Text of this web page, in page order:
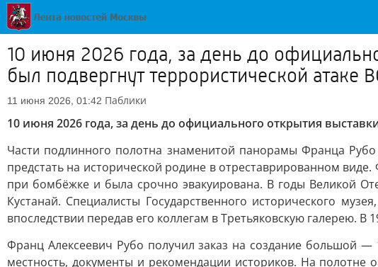
10 июня 2026 года, за день до
был подвергнут террористической атаке
11 июня 2026, 01:42 Паблики
10 июня 2026 года, за день до официального открытия
Части подлинного полотна знаменитой панорамы Франца
предстать на исторической родине в отреставрированном
при бомбёжке и была срочно эвакуирована. В годы Великой
Кустанай. Специалисты Государственного исторического
впоследствии передав его коллегам в Третьяковскую галерею.
Франц Алексеевич Рубо получил заказ на создание большой
местность, документы и рекомендации историков. На